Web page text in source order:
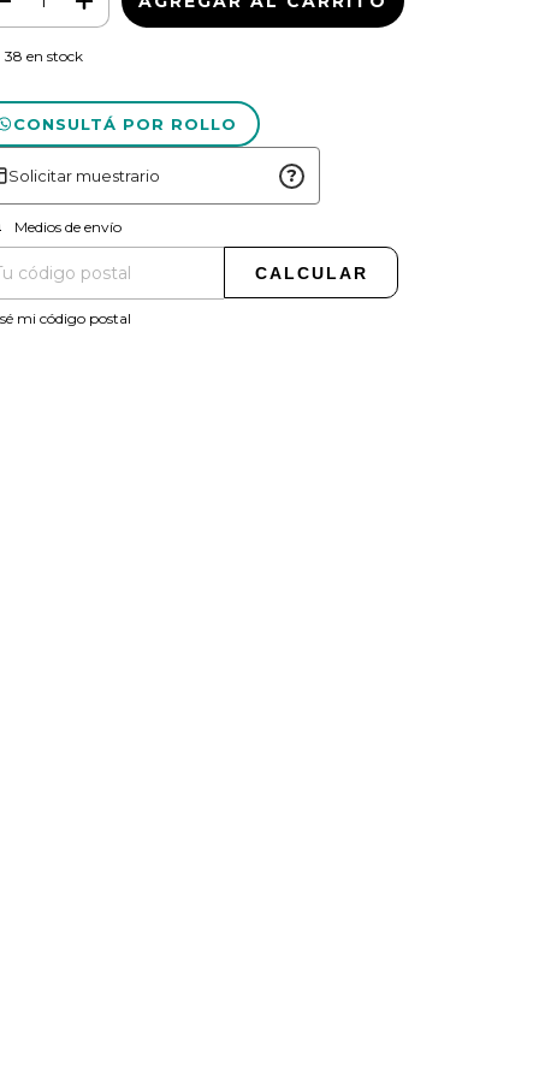
38 en stock
CONSULTÁ POR ROLLO
Solicitar muestrario ?
para el CP:
Medios de envío
CALCULAR
mi código postal